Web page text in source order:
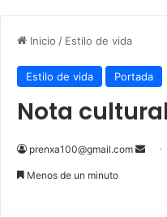
Inicio / Estilo de vida
Estilo de vida Portada
Nota
prenxa100@gmail.com
Send
Menos de un minuto